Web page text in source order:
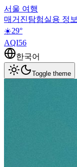
서울 여행
매거진탐험실용 정보
☀️29°
AQI56
한국어
Toggle theme